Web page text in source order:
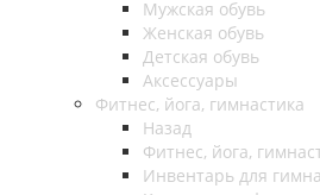
Мужская обувь
Женская обувь
Детская обувь
Аксессуары
Фитнес, йога, гимнастика
Назад
Фитнес, йога,
Инвентарь для